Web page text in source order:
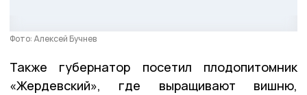
Фото: Алексей Бучнев
Также губернатор посетил плодопитомник
«Жердевский», где выращивают вишню,